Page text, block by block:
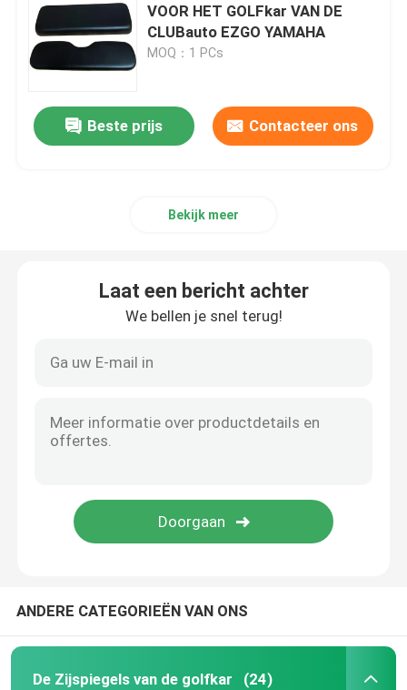
VOOR HET GOLFkar VAN DE
CLUBauto EZGO YAMAHA
MOQ：1 PCs
Beste prijs Contacteer ons
Bekijk meer
Laat een bericht achter
We bellen je snel terug!
ANDERE CATEGORIEËN VAN ONS
De Zijspiegels van de golfkar (24)